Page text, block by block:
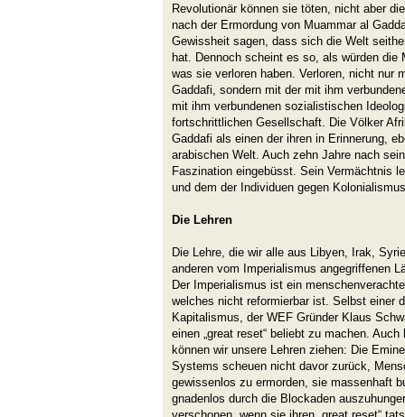
Revolutionär können sie töten, nicht aber
nach der Ermordung von Muammar al
Gewissheit sagen, dass sich die Welt
hat. Dennoch scheint es so, als würden die
was sie verloren haben. Verloren, nicht nur
Gaddafi, sondern mit der mit ihm
mit ihm verbundenen sozialistischen
fortschrittlichen Gesellschaft. Die Völker
Gaddafi als einen der ihren in Erinnerung,
arabischen Welt. Auch zehn Jahre nach
Faszination eingebüsst. Sein Vermächtnis
und dem der Individuen gegen
Die Lehren
Die Lehre, die wir alle aus Libyen, Irak,
anderen vom Imperialismus angegriffenen
Der Imperialismus ist ein
welches nicht reformierbar ist. Selbst einer
Kapitalismus, der WEF Gründer Klaus
einen „great reset“ beliebt zu machen.
können wir unsere Lehren ziehen: Die
Systems scheuen nicht davor zurück,
gewissenlos zu ermorden, sie massenhaft
gnadenlos durch die Blockaden